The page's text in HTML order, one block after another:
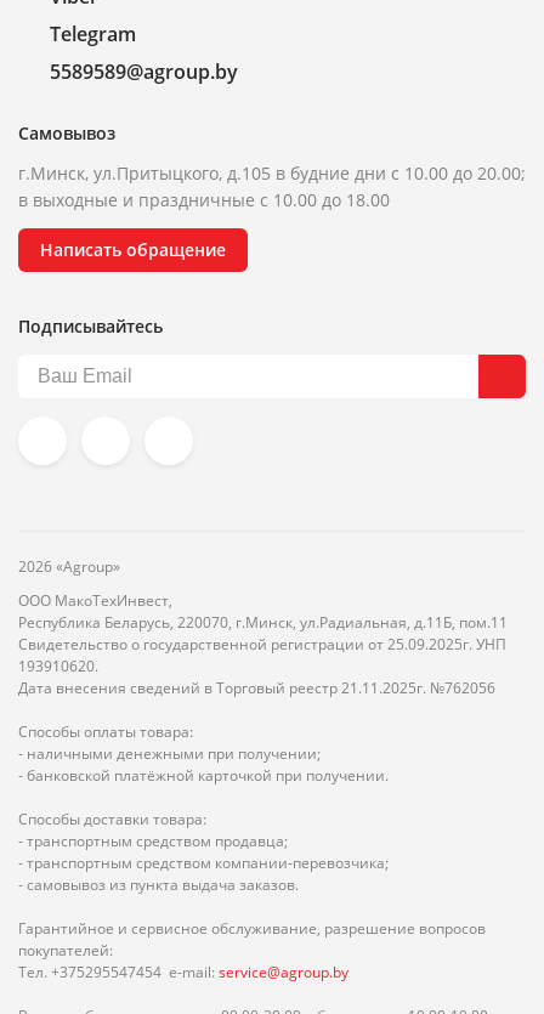
Telegram
5589589@agroup.by
Самовывоз
г.Минск, ул.Притыцкого, д.105 в будние дни с 10.00 до 20.00;
в выходные и праздничные с 10.00 до 18.00
Написать обращение
Подписывайтесь
2026 «Agroup»
ООО МакоТехИнвест,
Республика Беларусь, 220070, г.Минск, ул.Радиальная, д.11Б, пом.11
Свидетельство о государственной регистрации от 25.09.2025г. УНП
193910620.
Дата внесения сведений в Торговый реестр 21.11.2025г. №762056
Способы оплаты товара:
- наличными денежными при получении;
- банковской платёжной карточкой при получении.
Способы доставки товара:
- транспортным средством продавца;
- транспортным средством компании-перевозчика;
- самовывоз из пункта выдача заказов.
Гарантийное и сервисное обслуживание, разрешение вопросов
покупателей:
Тел. +375295547454 e-mail: service@agroup.by